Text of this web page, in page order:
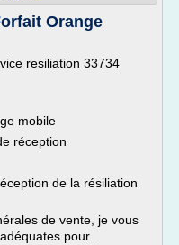
Orange
resiliation 33734
mobile
réception
de la résiliation
de vente, je vous
pour...